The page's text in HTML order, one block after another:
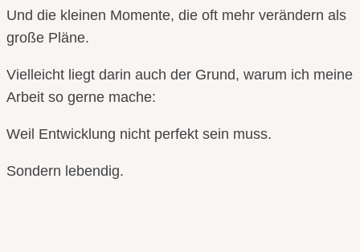
Und die kleinen Momente, die oft mehr verändern als
große Pläne.
Vielleicht liegt darin auch der Grund, warum ich meine
Arbeit so gerne mache:
Weil Entwicklung nicht perfekt sein muss.
Sondern lebendig.